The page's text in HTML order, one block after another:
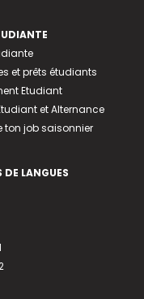
et prêts étudiants
Etudiant
et Alternance
ton job saisonnier
DE LANGUES